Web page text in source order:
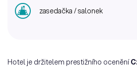
zasedačka / salonek
Hotel je držitelem prestižního ocenění